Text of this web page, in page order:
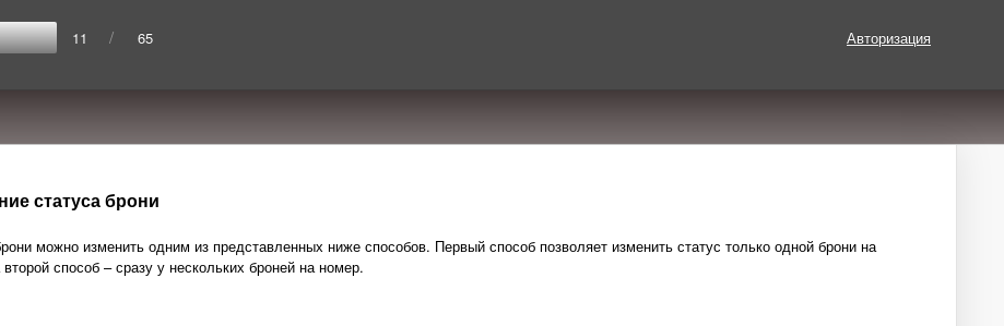
Авторизация
11 / 65
статуса брони
можно изменить одним из представленных ниже способов. Первый способ позволяет изменить статус только одной брони на
способ – сразу у нескольких броней на номер.